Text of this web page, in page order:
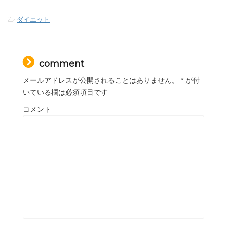
-ダイエット
comment
メールアドレスが公開されることはありません。 * が付
いている欄は必須項目です
コメント